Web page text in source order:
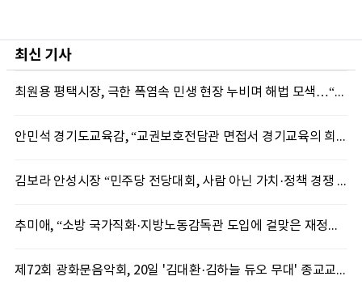
최신 기사
최원용 평택시장, 극한 폭염속 민생 현장 누비며 해법 모색…“현장에 답 있다”
안민석 경기도교육감, “교권보호전담관 면접서 경기교육의 희망 봤다”
김보라 안성시장 “민주당 전당대회, 사람 아닌 가치·정책 경쟁 돼야”
추미애, “소방 국가직화·지방노동감독관 도입에 걸맞은 재정체계 완성해야”
제72회 광화문음악회, 20일 '김대환·김하늘 듀오 무대' 종교교회서 무료 개최